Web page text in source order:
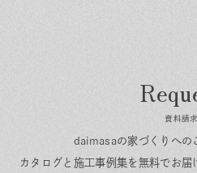
資料請求
daimasaの家づくりへの
カタログと施工事例集を無料でお届